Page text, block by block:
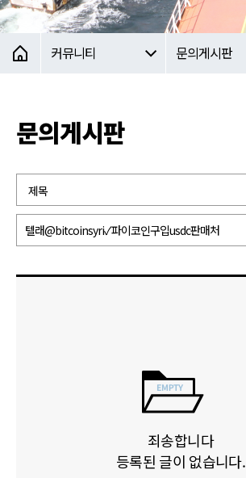
커뮤니티 문의게시판
문의게시판
죄송합니다
등록된 글이 없습니다.